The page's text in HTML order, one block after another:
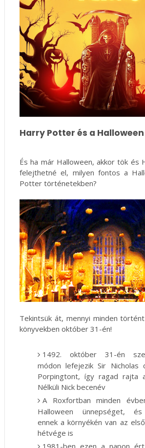
Harry Potter és a Halloween
És ha már Halloween, akkor tök és
felejthetné el, milyen fontos a
Potter történetekben?
Tekintsük át, mennyi minden
könyvekben október 31-én!
1492. október 31-én
módon lefejezik Sir Nicholas
Porpingtont, így ragad rajta
Nélküli Nick becenév
A Roxfortban minden
Halloween ünnepséget, és
ennek a környékén van az
hétvége is
1981-ben ezen a napon